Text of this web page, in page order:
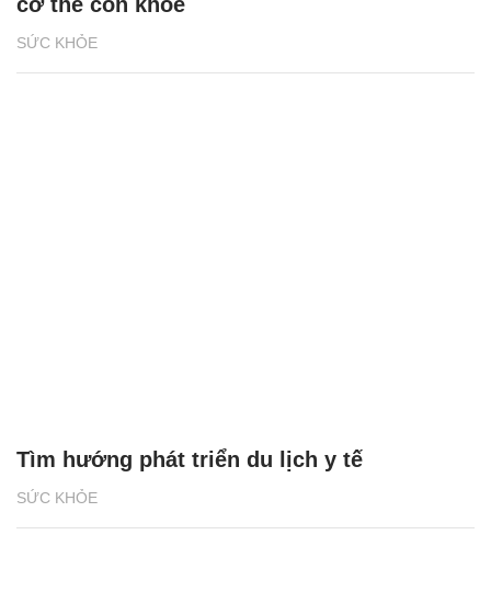
SỨC KHỎE
SỨC KHỎE
Tìm hướng phát triển du lịch y tế